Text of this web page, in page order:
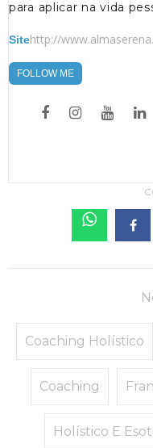
para aplicar na vida
Sitehttp://
FOLLOW ME
Coaching Holístico
Coaching
Holístico E